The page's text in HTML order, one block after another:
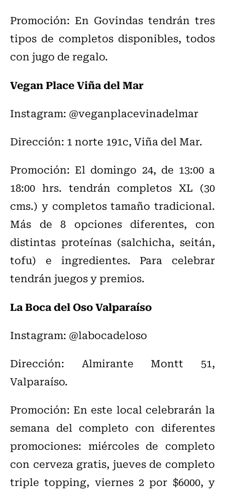
Promoción: En Govindas tendrán tres
tipos de completos disponibles, todos
con jugo de regalo.
Vegan Place Viña del Mar
Instagram: @veganplacevinadelmar
Dirección: 1 norte 191c, Viña del Mar.
Promoción: El domingo 24, de 13:00 a
18:00 hrs. tendrán completos XL (30
cms.) y completos tamaño tradicional.
Más de 8 opciones diferentes, con
distintas proteínas (salchicha, seitán,
tofu) e ingredientes. Para celebrar
tendrán juegos y premios.
La Boca del Oso Valparaíso
Instagram: @labocadeloso
Dirección: Almirante Montt 51,
Valparaíso.
Promoción: En este local celebrarán la
semana del completo con diferentes
promociones: miércoles de completo
con cerveza gratis, jueves de completo
triple topping, viernes 2 por $6000, y